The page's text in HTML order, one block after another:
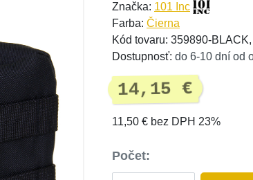
Značka: 101 Inc
Farba: Čierna
Kód tovaru: 359890-
Dostupnosť: do 6-10 dní od
14,15 €
11,50 € bez DPH 23%
Počet: